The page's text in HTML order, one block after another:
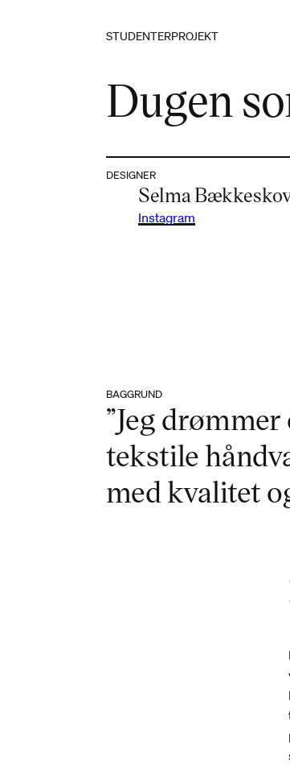
STUDENTERPROJEKT
Dugen
DESIGNER
Selma
Instagram
BAGGRUND
”Jeg
tekstile
med kvalitet